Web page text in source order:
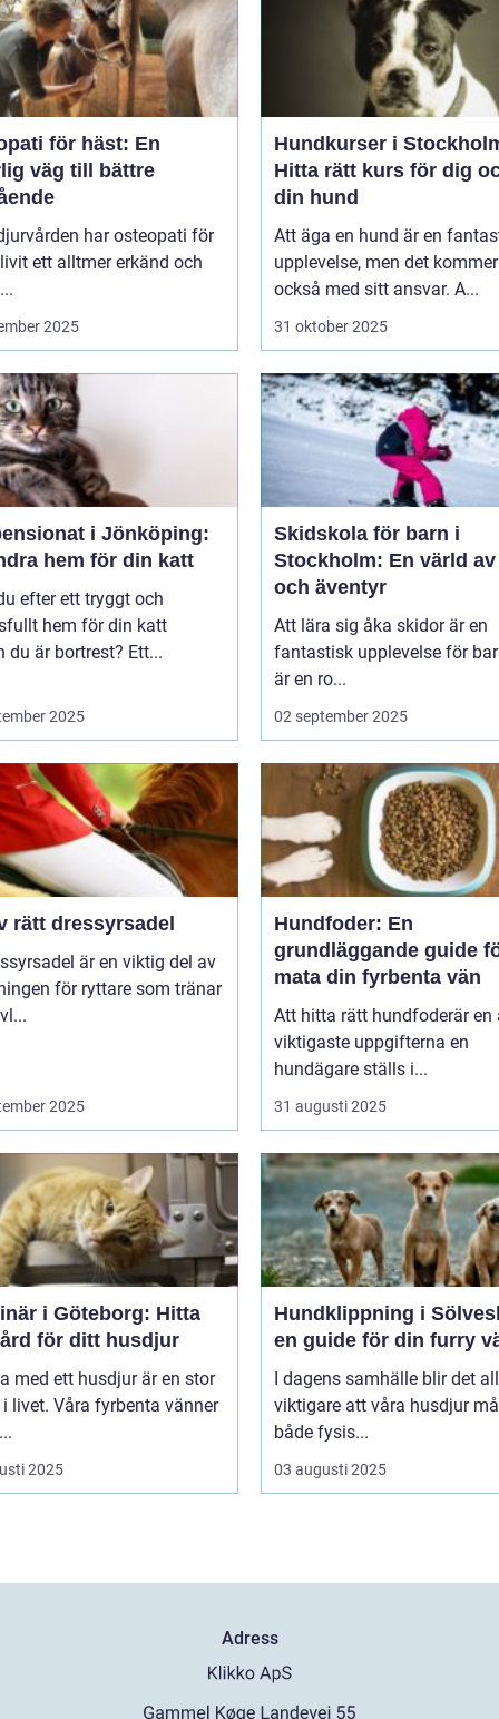
för häst: En
väg till bättre
har osteopati för
ett alltmer erkänd och
2025
Hundkurser i
Hitta rätt kurs för dig
din hund
Att äga en hund är en
upplevelse, men det kommer
också med sitt ansvar. A...
31 oktober 2025
i Jönköping:
hem för din katt
efter ett tryggt och
hem för din katt
du är bortrest? Ett...
2025
Skidskola för barn i
Stockholm: En värld
och äventyr
Att lära sig åka skidor är en
fantastisk upplevelse för
är en ro...
02 september 2025
rätt dressyrsadel
är en viktig del av
för ryttare som tränar
2025
Hundfoder: En
grundläggande guide
mata din fyrbenta vän
Att hitta rätt hundfoderär en
viktigaste uppgifterna en
hundägare ställs i...
31 augusti 2025
i Göteborg: Hitta
för ditt husdjur
med ett husdjur är en stor
livet. Våra fyrbenta vänner
2025
Hundklippning i
en guide för din furry
I dagens samhälle blir det
viktigare att våra husdjur
både fysis...
03 augusti 2025
Adress